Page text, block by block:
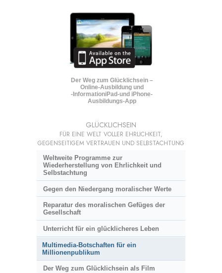
Der Weg zum Glücklichsein –
Online-Ausbildung und
-InformationiPad-und iPhone-
Ausbildungs-App
GLÜCKLICHSEIN
FÜR EINE WELT VOLLER EHRLICHKEIT,
GEGENSEITIGEM VERTRAUEN UND SELBSTACHTUNG
Weltweite Programme zur
Wiederherstellung von Ehrlichkeit und
Selbstachtung
Gegen den Niedergang moralischer Werte
Reparatur des moralischen Gefüges der
Gesellschaft
Unterricht für ein glücklicheres Leben
Multimedia-Botschaften für ein
Millionenpublikum
Der Weg zum Glücklichsein als Film